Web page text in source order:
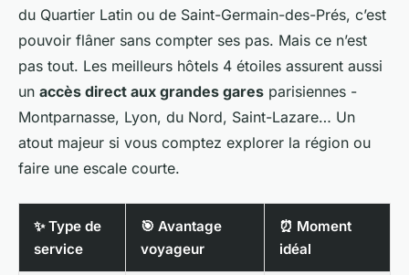
du Quartier Latin ou de Saint-Germain-des-Prés, c’est
pouvoir flâner sans compter ses pas. Mais ce n’est
pas tout. Les meilleurs hôtels 4 étoiles assurent aussi
un accès direct aux grandes gares parisiennes -
Montparnasse, Lyon, du Nord, Saint-Lazare… Un
atout majeur si vous comptez explorer la région ou
faire une escale courte.
✨ Type de
service
🎯 Avantage
voyageur
⏰ Moment
idéal